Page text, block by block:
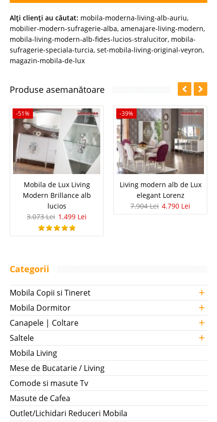
Alţi clienţi au căutat: mobila-moderna-living-alb-auriu,
mobilier-modern-sufragerie-alba, amenajare-living-modern,
mobila-living-modern-alb-fides-lucios-stralucitor, mobila-
sufragerie-speciala-turcia, set-mobila-living-original-veyron,
magazin-mobila-de-lux
Produse asemanătoare
-51%
Mobila de Lux Living
Modern Brillance alb
lucios
3.073 Lei 1.499 Lei
-39%
Living modern alb de Lux
elegant Lorenz
7.904 Lei 4.790 Lei
Categorii
Mobila Copii si Tineret +
Mobila Dormitor +
Canapele | Coltare +
Saltele +
Mobila Living
Mese de Bucatarie / Living
Comode si masute Tv
Masute de Cafea
Outlet/Lichidari Reduceri Mobila